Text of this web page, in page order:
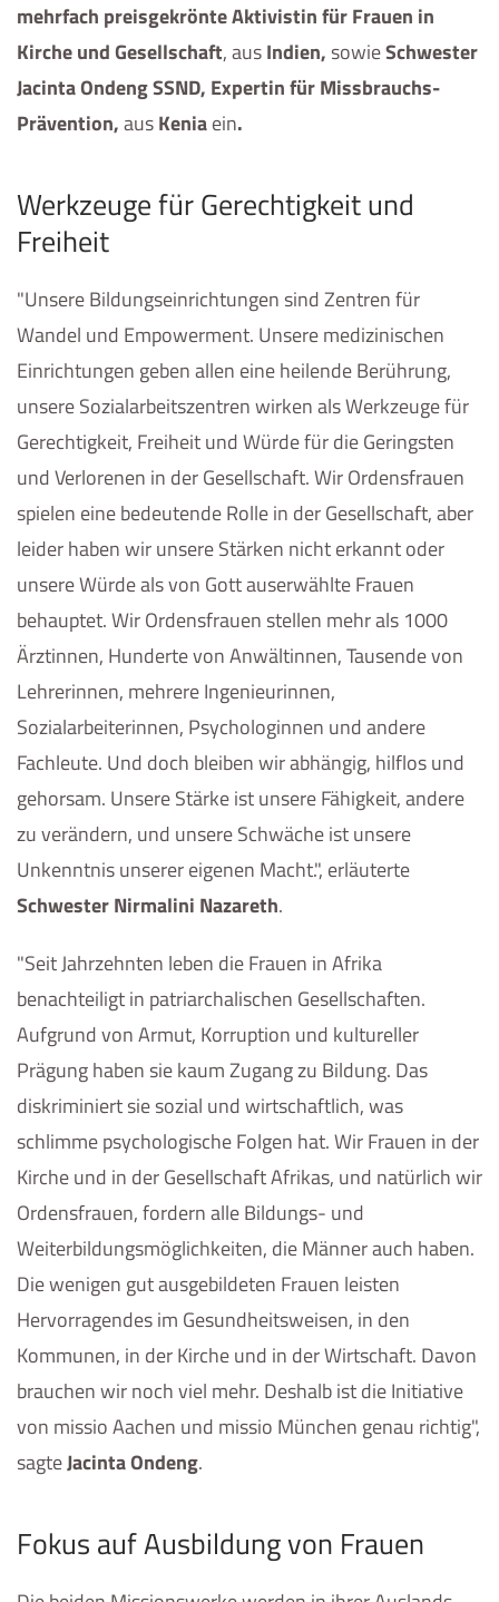
mehrfach preisgekrönte Aktivistin für Frauen in
Kirche und Gesellschaft, ausIndien,sowieSchwester
Jacinta Ondeng SSND, Expertin für Missbrauchs-
Prävention,ausKeniaein.
Werkzeuge für Gerechtigkeit und
Freiheit
"Unsere Bildungseinrichtungen sind Zentren für
Wandel und Empowerment. Unsere medizinischen
Einrichtungen geben allen eine heilende Berührung,
unsere Sozialarbeitszentren wirken als Werkzeuge für
Gerechtigkeit, Freiheit und Würde für die Geringsten
und Verlorenen in der Gesellschaft. Wir Ordensfrauen
spielen eine bedeutende Rolle in der Gesellschaft, aber
leider haben wir unsere Stärken nicht erkannt oder
unsere Würde als von Gott auserwählte Frauen
behauptet. Wir Ordensfrauen stellen mehr als 1000
Ärztinnen, Hunderte von Anwältinnen, Tausende von
Lehrerinnen, mehrere Ingenieurinnen,
Sozialarbeiterinnen, Psychologinnen und andere
Fachleute. Und doch bleiben wir abhängig, hilflos und
gehorsam. Unsere Stärke ist unsere Fähigkeit, andere
zu verändern, und unsere Schwäche ist unsere
Unkenntnis unserer eigenen Macht.", erläuterte
Schwester Nirmalini Nazareth.
"Seit Jahrzehnten leben die Frauen in Afrika
benachteiligt in patriarchalischen Gesellschaften.
Aufgrund von Armut, Korruption und kultureller
Prägung haben sie kaum Zugang zu Bildung. Das
diskriminiert sie sozial und wirtschaftlich, was
schlimme psychologische Folgen hat. Wir Frauen in der
Kirche und in der Gesellschaft Afrikas, und natürlich wir
Ordensfrauen, fordern alle Bildungs- und
Weiterbildungsmöglichkeiten, die Männer auch haben.
Die wenigen gut ausgebildeten Frauen leisten
Hervorragendes im Gesundheitsweisen, in den
Kommunen, in der Kirche und in der Wirtschaft. Davon
brauchen wir noch viel mehr. Deshalb ist die Initiative
von missio Aachen und missio München genau richtig",
sagteJacinta Ondeng.
Fokus auf Ausbildung von Frauen